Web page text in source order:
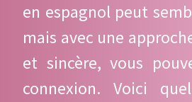
en espagnol peut
mais avec une
et sincère, vous
connexion. Voici